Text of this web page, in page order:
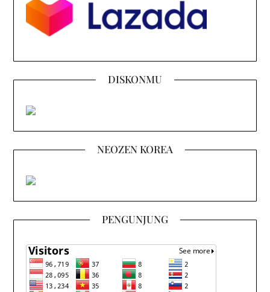
DISKONMU
NEOZEN KOREA
PENGUNJUNG